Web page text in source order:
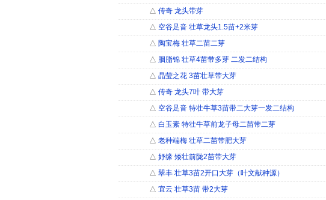
△ 传奇 龙头带芽
△ 空谷足音 壮草龙头1.5苗+2米芽
△ 陶宝梅 壮草二苗二芽
△ 胭脂锦 壮草4苗带多芽 二发二结构
△ 晶莹之花 3苗壮草带大芽
△ 传奇 龙头7叶 带大芽
△ 空谷足音 特壮牛草3苗带二大芽一发二结构
△ 白玉素 特壮牛草前龙子母二苗带二芽
△ 老种端梅 壮草二苗带肥大芽
△ 妤缘 矮壮前陇2苗带大芽
△ 翠丰 壮草3苗2开口大芽（叶文献种源）
△ 宜云 壮草3苗 带2大芽